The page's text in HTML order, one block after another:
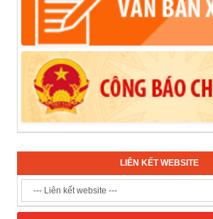
LIÊN KẾT WEBSITE